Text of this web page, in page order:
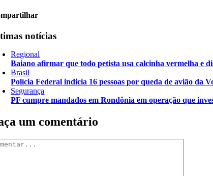
notícias
Regional
Baiano afirmar que todo petista usa calcinha vermelha
Brasil
Polícia Federal indicia 16 pessoas por queda de avião da
Segurança
PF cumpre mandados em Rondônia em operação que
um comentário